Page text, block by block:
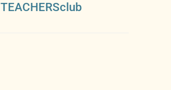
TEACHERSclub